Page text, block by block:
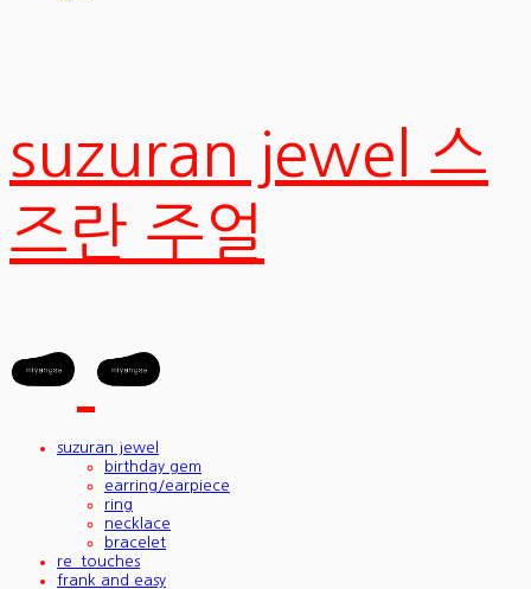
suzuran jewel 스
즈란 주얼
suzuran jewel
birthday gem
earring/earpiece
ring
necklace
bracelet
re_touches
frank and easy